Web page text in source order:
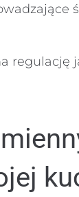
regulację